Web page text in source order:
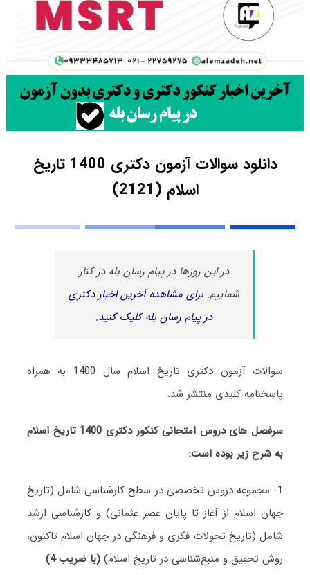
دانلود سوالات آزمون دکتری 1400 تاریخ
اسلام (2121)
در این روزها در پیام رسان بله در کنار
شماییم.برای مشاهده آخرین اخبار دکتری
در پیام رسان بله کلیک کنید.
سوالات آزمون دکتری تاریخ اسلام سال 1400 به همراه
پاسخنامه کلیدی منتشر شد.
سرفصل های دروس امتحانی کنکور دکتری 1400 تاریخ اسلام
به شرح زیر بوده است:
1- مجموعه دروس تخصصی در سطح کارشناسی شامل (تاریخ
جهان اسلام از آغاز تا پایان عصر عثمانی) و کارشناسی ارشد
شامل (تاریخ تحولات فکری و فرهنگی در جهان اسلام تاکنون،
روش تحقیق و منبع‌شناسی در تاریخ اسلام) (با ضریب 4)